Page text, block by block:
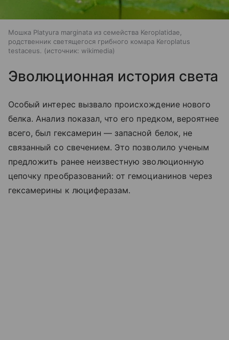
Мошка Platyura marginata из семейства Keroplatidae,
родственник светящегося грибного комара Keroplatus
testaceus.
источник: wikimedia
Эволюционная история света
Особый интерес вызвало происхождение нового
белка. Анализ показал, что его предком, вероятнее
всего, был гексамерин — запасной белок, не
связанный со свечением. Это позволило ученым
предложить ранее неизвестную эволюционную
цепочку преобразований: от гемоцианинов через
гексамерины к люциферазам.